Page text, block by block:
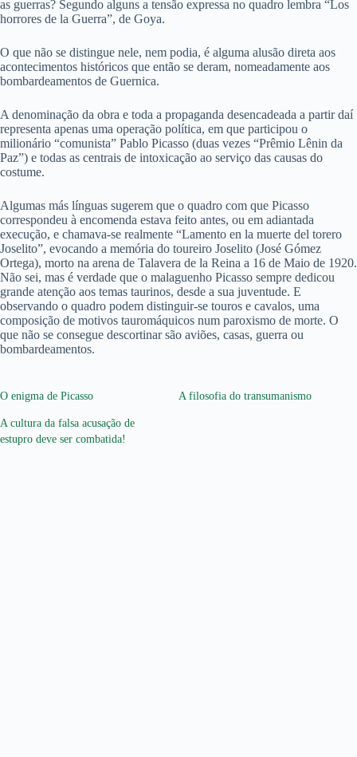
as guerras? Segundo alguns a tensão expressa no quadro lembra “Los
horrores de la Guerra”, de Goya.
O que não se distingue nele, nem podia, é alguma alusão direta aos
acontecimentos históricos que então se deram, nomeadamente aos
bombardeamentos de Guernica.
A denominação da obra e toda a propaganda desencadeada a partir daí
representa apenas uma operação política, em que participou o
milionário “comunista” Pablo Picasso (duas vezes “Prêmio Lênin da
Paz”) e todas as centrais de intoxicação ao serviço das causas do
costume.
Algumas más línguas sugerem que o quadro com que Picasso
correspondeu à encomenda estava feito antes, ou em adiantada
execução, e chamava-se realmente “Lamento en la muerte del torero
Joselito”, evocando a memória do toureiro Joselito (José Gómez
Ortega), morto na arena de Talavera de la Reina a 16 de Maio de 1920.
Não sei, mas é verdade que o malaguenho Picasso sempre dedicou
grande atenção aos temas taurinos, desde a sua juventude. E
observando o quadro podem distinguir-se touros e cavalos, uma
composição de motivos tauromáquicos num paroxismo de morte. O
que não se consegue descortinar são aviões, casas, guerra ou
bombardeamentos.
O enigma de Picasso A filosofia do transumanismo
A cultura da falsa acusação de
estupro deve ser combatida!